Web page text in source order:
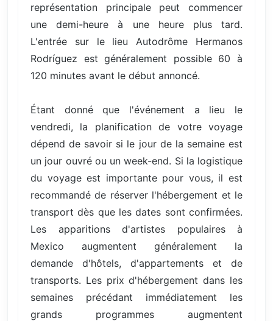
représentation principale peut commencer
une demi-heure à une heure plus tard.
L'entrée sur le lieu Autodrôme Hermanos
Rodríguez est généralement possible 60 à
120 minutes avant le début annoncé.
Étant donné que l'événement a lieu le
vendredi, la planification de votre voyage
dépend de savoir si le jour de la semaine est
un jour ouvré ou un week-end. Si la logistique
du voyage est importante pour vous, il est
recommandé de réserver l'hébergement et le
transport dès que les dates sont confirmées.
Les apparitions d'artistes populaires à
Mexico augmentent généralement la
demande d'hôtels, d'appartements et de
transports. Les prix d'hébergement dans les
semaines précédant immédiatement les
grands programmes augmentent